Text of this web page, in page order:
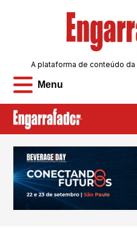
Menu
A plataforma de conteúdo da